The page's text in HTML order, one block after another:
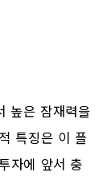
높은 잠재력을
특징은 이 플
자에 앞서 충